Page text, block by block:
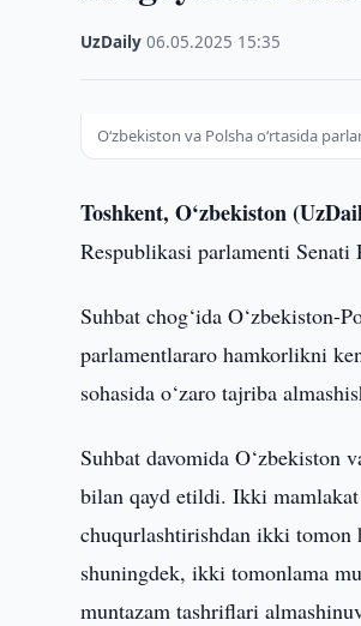
UzDaily ·06.05.2025 15:35
O‘zbekiston va Polsha o‘rtasida
Toshkent, O‘zbekiston
Respublikasi parlamenti
Suhbat chog‘ida
parlamentlararo hamkorlikni
sohasida o‘zaro tajriba
Suhbat davomida O‘zbekiston
bilan qayd etildi. Ikki mamlakat
chuqurlashtirishdan ikki tomon
shuningdek, ikki tomonlama
muntazam tashriflari